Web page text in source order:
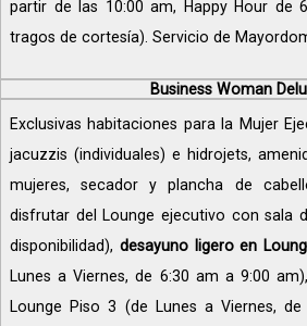
partir de las 10:00 am, Happy Hour de
tragos de cortesía). Servicio de
Business Woman
Exclusivas habitaciones para la Mujer
jacuzzis (individuales) e hidrojets,
mujeres, secador y plancha de
disfrutar del Lounge ejecutivo con sala
disponibilidad), desayuno ligero en
Lunes a Viernes, de 6:30 am a 9:00
Lounge Piso 3 (de Lunes a Viernes,